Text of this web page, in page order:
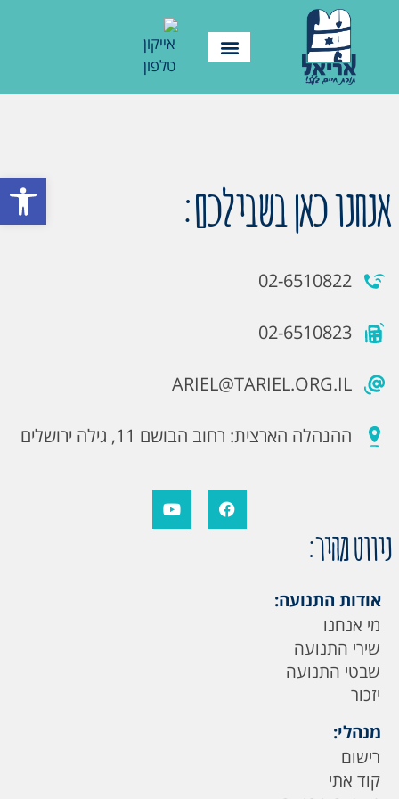
פתח אנחנו כאן בשבילכם:
02-6510822
02-6510823
ARIEL@TARIEL.ORG.IL
ההנהלה הארצית: רחוב הבושם 11, גילה ירושלים
ניווט מהיר:
אודות התנועה:
מי אנחנו
שירי התנועה
שבטי התנועה
יזכור
מנהלי:
רישום
קוד אתי